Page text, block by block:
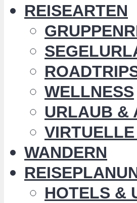
REISEARTEN
WELLNESS
URLAUB &
WANDERN
HOTELS &